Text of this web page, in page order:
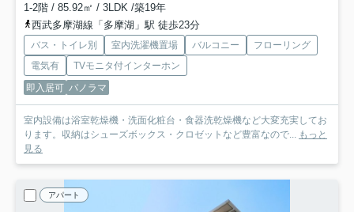
1-2階 / 85.92㎡ / 3LDK /築19年
西武多摩湖線「多摩湖」駅 徒歩23分
バス・トイレ別 室内洗濯機置場 バルコニー
フローリング
電気有
TVモニタ付インターホン
即入居可 パノラマ
室内設備は浴室乾燥機・洗面化粧台・食器洗乾燥機など大変充実してお
ります。収納はシューズボックス・クロゼットなど豊富なので... もっと
見る
アパート